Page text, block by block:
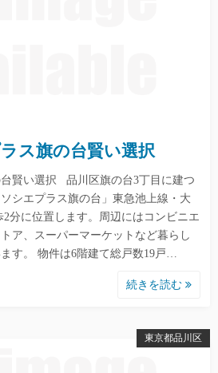
ス旗の台賢い選択
賢い選択 品川区旗の台3丁目に建つ
シエプラス旗の台」東急池上線・大
分に位置します。周辺にはコンビニエ
ア、スーパーマーケットなど暮らし
す。 物件は6階建て総戸数19戸…
続きを読む
東京都品川区